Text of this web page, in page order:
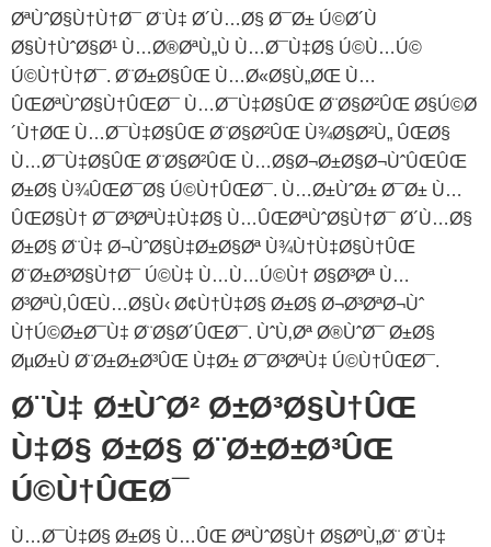
ØªÙˆØ§Ù†Ù†Ø¯ Ø¨Ù‡ Ø´Ù…Ø§ Ø¯Ø± Ú©Ø´Ù
Ø§Ù†ÙˆØ§Ø¹ Ù…Ø®ØªÙ„Ù Ù…Ø¯Ù‡Ø§ Ú©Ù…Ú©
Ú©Ù†Ù†Ø¯. Ø¨Ø±Ø§ÛŒ Ù…Ø«Ø§Ù„ØŒ Ù…
ÛŒ‌ØªÙˆØ§Ù†ÛŒØ¯ Ù…Ø¯Ù‡Ø§ÛŒ Ø¨Ø§Ø²ÛŒ Ø§Ú©Ø
´Ù†ØŒ Ù…Ø¯Ù‡Ø§ÛŒ Ø¨Ø§Ø²ÛŒ Ù¾Ø§Ø²Ù„ ÛŒØ§
Ù…Ø¯Ù‡Ø§ÛŒ Ø¨Ø§Ø²ÛŒ Ù…Ø§Ø¬Ø±Ø§Ø¬ÙˆÛŒÛŒ
Ø±Ø§ Ù¾ÛŒØ¯Ø§ Ú©Ù†ÛŒØ¯. Ù…Ø±ÙˆØ± Ø¯Ø± Ù…
ÛŒØ§Ù† Ø¯Ø³ØªÙ‡‌Ù‡Ø§ Ù…ÛŒ‌ØªÙˆØ§Ù†Ø¯ Ø´Ù…Ø§
Ø±Ø§ Ø¨Ù‡ Ø¬ÙˆØ§Ù‡Ø±Ø§Øª Ù¾Ù†Ù‡Ø§Ù†ÛŒ
Ø¨Ø±Ø³Ø§Ù†Ø¯ Ú©Ù‡ Ù…Ù…Ú©Ù† Ø§Ø³Øª Ù…
Ø³ØªÙ‚ÛŒÙ…Ø§Ù‹ Ø¢Ù†Ù‡Ø§ Ø±Ø§ Ø¬Ø³ØªØ¬Ùˆ
Ù†Ú©Ø±Ø¯Ù‡ Ø¨Ø§Ø´ÛŒØ¯. ÙˆÙ‚Øª Ø®ÙˆØ¯ Ø±Ø§
ØµØ±Ù Ø¨Ø±Ø±Ø³ÛŒ Ù‡Ø± Ø¯Ø³ØªÙ‡ Ú©Ù†ÛŒØ¯.
Ø¨Ù‡ Ø±ÙˆØ² Ø±Ø³Ø§Ù†ÛŒ
Ù‡Ø§ Ø±Ø§ Ø¨Ø±Ø±Ø³ÛŒ
Ú©Ù†ÛŒØ¯
Ù…Ø¯Ù‡Ø§ Ø±Ø§ Ù…ÛŒ ØªÙˆØ§Ù† Ø§ØºÙ„Ø¨ Ø¨Ù‡